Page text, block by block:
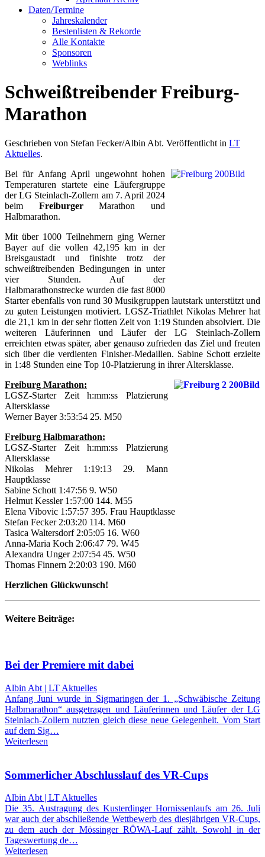
Daten/Termine
Jahreskalender
Bestenlisten & Rekorde
Alle Kontakte
Sponsoren
Weblinks
Schweißtreibender Freiburg-
Marathon
Geschrieben von Stefan Fecker/Albin Abt. Veröffentlicht in LT
Aktuelles.
Bei für Anfang April ungewohnt hohen
Temperaturen startete eine Läufergruppe
der LG Steinlach-Zollern am 7. April 2024
beim FreiburgerMarathon und
Halbmarathon.
Mit über 1000 Teilnehmern ging Werner
Bayer auf die vollen 42,195 km in der
Breisgaustadt und finishte trotz der
schweißtreibenden Bedingungen in unter
vier Stunden. Auf der
Halbmarathonstrecke wurden die fast 8000
Starter ebenfalls von rund 30 Musikgruppen lautstark unterstützt und
zu guten Leistungen motiviert. LGSZ-Triathlet Nikolas Mehrer hat
die 21,1 km in der sehr flotten Zeit von 1:19 Stunden absolviert. Die
weiteren Läuferinnen und Läufer der LG Steinlach-Zollern
erreichten etwas später, aber genauso zufrieden das Ziel und freuten
sich über die verdienten Finisher-Medaillen. Sabine Schott erzielte
in 1:48 Stunden eine Top 10-Platzierung in ihrer Altersklasse.
Freiburg Marathon:
LGSZ-Starter Zeit h:mm:ss Platzierung
Altersklasse
Werner Bayer 3:53:54 25. M50
Freiburg Halbmarathon:
LGSZ-Starter Zeit h:mm:ss Platzierung
Altersklasse
Nikolas Mehrer 1:19:13 29. Mann
Hauptklasse
Sabine Schott 1:47:56 9. W50
Helmut Kessler 1:57:00 144. M55
Elena Vibovic 1:57:57 395. Frau Hauptklasse
Stefan Fecker 2:03:20 114. M60
Tasica Waltersdorf 2:05:05 16. W60
Anna-Maria Koch 2:06:47 79. W45
Alexandra Unger 2:07:54 45. W50
Thomas Finnern 2:20:03 190. M60
Herzlichen Glückwunsch!
Weitere Beiträge:
Bei der Premiere mit dabei
Albin Abt | LT Aktuelles
Anfang Juni wurde in Sigmaringen der 1. „Schwäbische Zeitung
Halbmarathon“ ausgetragen und Läuferinnen und Läufer der LG
Steinlach-Zollern nutzten gleich diese neue Gelegenheit. Vom Start
auf dem Sig…
Weiterlesen
Sommerlicher Abschlusslauf des VR-Cups
Albin Abt | LT Aktuelles
Die 35. Austragung des Kusterdinger Hornissenlaufs am 26. Juli
war auch der abschließende Wettbewerb des diesjährigen VR-Cups,
zu dem auch der Mössinger RÖWA-Lauf zählt. Sowohl in der
Tageswertung de…
Weiterlesen